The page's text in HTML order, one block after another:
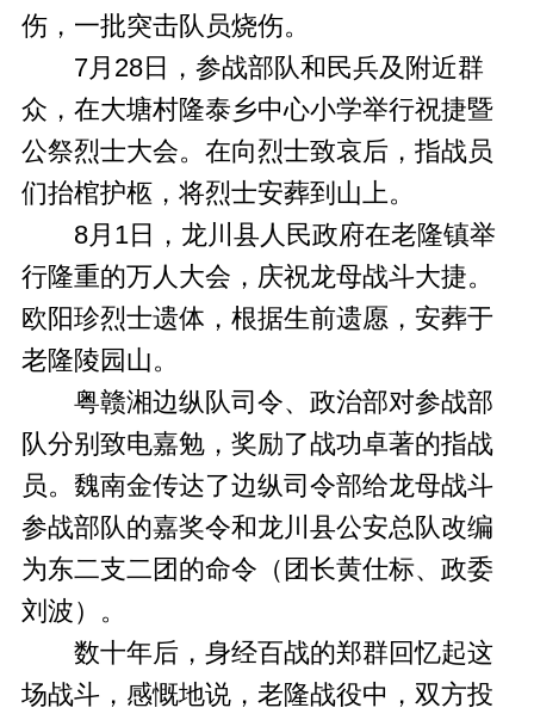
伤，一批突击队员烧伤。
7月28日，参战部队和民兵及附近群
众，在大塘村隆泰乡中心小学举行祝捷暨
公祭烈士大会。在向烈士致哀后，指战员
们抬棺护柩，将烈士安葬到山上。
8月1日，龙川县人民政府在老隆镇举
行隆重的万人大会，庆祝龙母战斗大捷。
欧阳珍烈士遗体，根据生前遗愿，安葬于
老隆陵园山。
粤赣湘边纵队司令、政治部对参战部
队分别致电嘉勉，奖励了战功卓著的指战
员。魏南金传达了边纵司令部给龙母战斗
参战部队的嘉奖令和龙川县公安总队改编
为东二支二团的命令（团长黄仕标、政委
刘波）。
数十年后，身经百战的郑群回忆起这
场战斗，感慨地说，老隆战役中，双方投